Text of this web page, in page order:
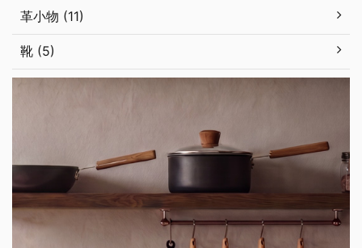
革小物 (11)
靴 (5)